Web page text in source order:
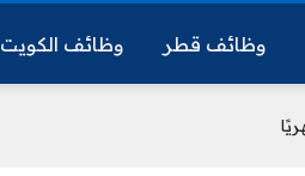
وظائف قطر وظائف الكويت